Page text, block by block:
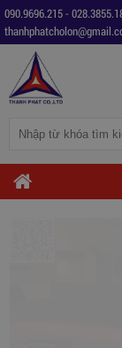
090.9696.215-